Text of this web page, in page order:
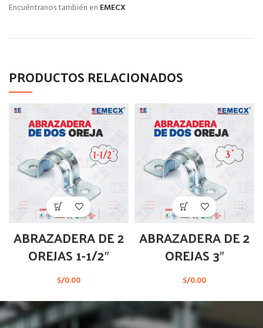
Encuéntranos también en EMECX
PRODUCTOS RELACIONADOS
ABRAZADERA DE 2
OREJAS 1-1/2″
S/0.00
ABRAZADERA DE 2
OREJAS 3″
S/0.00